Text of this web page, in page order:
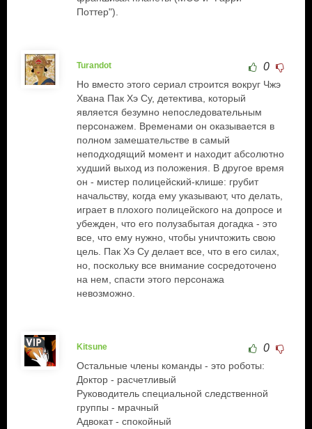
Поттер").
Turandot 0
Но вместо этого сериал строится вокруг Чжэ
Хвана Пак Хэ Су, детектива, который
является безумно непоследовательным
персонажем. Временами он оказывается в
полном замешательстве в самый
неподходящий момент и находит абсолютно
худший выход из положения. В другое время
он - мистер полицейский-клише: грубит
начальству, когда ему указывают, что делать,
играет в плохого полицейского на допросе и
убежден, что его полузабытая догадка - это
все, что ему нужно, чтобы уничтожить свою
цель. Пак Хэ Су делает все, что в его силах,
но, поскольку все внимание сосредоточено
на нем, спасти этого персонажа
невозможно.
Kitsune 0
Остальные члены команды - это роботы:
Доктор - расчетливый
Руководитель специальной следственной
группы - мрачный
Адвокат - спокойный